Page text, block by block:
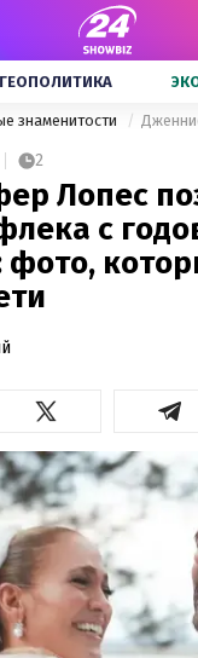
ГЕОПОЛИТИКА
знаменитости
2
Лопес
с
фото,